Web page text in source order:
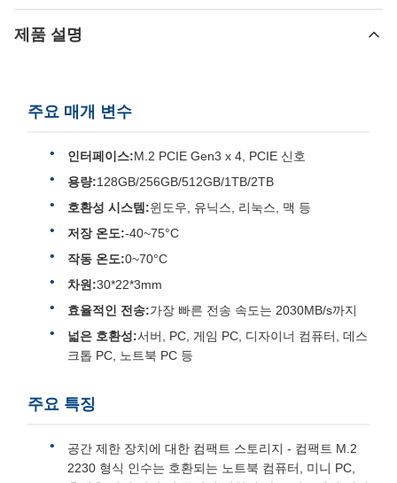
제품 설명
주요 매개 변수
인터페이스:M.2 PCIE Gen3 x 4, PCIE 신호
용량:128GB/256GB/512GB/1TB/2TB
호환성 시스템:윈도우, 유닉스, 리눅스, 맥 등
저장 온도:-40~75°C
작동 온도:0~70°C
차원:30*22*3mm
효율적인 전송:가장 빠른 전송 속도는 2030MB/s까지
넓은 호환성:서버, PC, 게임 PC, 디자이너 컴퓨터, 데스
크톱 PC, 노트북 PC 등
주요 특징
공간 제한 장치에 대한 컴팩트 스토리지 - 컴팩트 M.2
2230 형식 인수는 호환되는 노트북 컴퓨터, 미니 PC,